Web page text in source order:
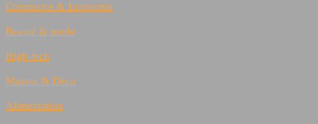
Commerce & Economie
Beauté & mode
High-tech
Maison & Déco
Alimentation